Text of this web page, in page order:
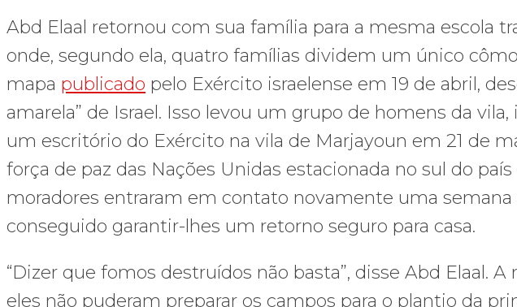
Abd Elaal retornou com sua família para a mesma escola
onde, segundo ela, quatro famílias dividem um único
mapa publicado pelo Exército israelense em 19 de abril,
amarela” de Israel. Isso levou um grupo de homens da
um escritório do Exército na vila de Marjayoun em 21 de
força de paz das Nações Unidas estacionada no sul do
moradores entraram em contato novamente uma
conseguido garantir-lhes um retorno seguro para casa.
“Dizer que fomos destruídos não basta”, disse Abd Elaal.
eles não puderam preparar os campos para o plantio da